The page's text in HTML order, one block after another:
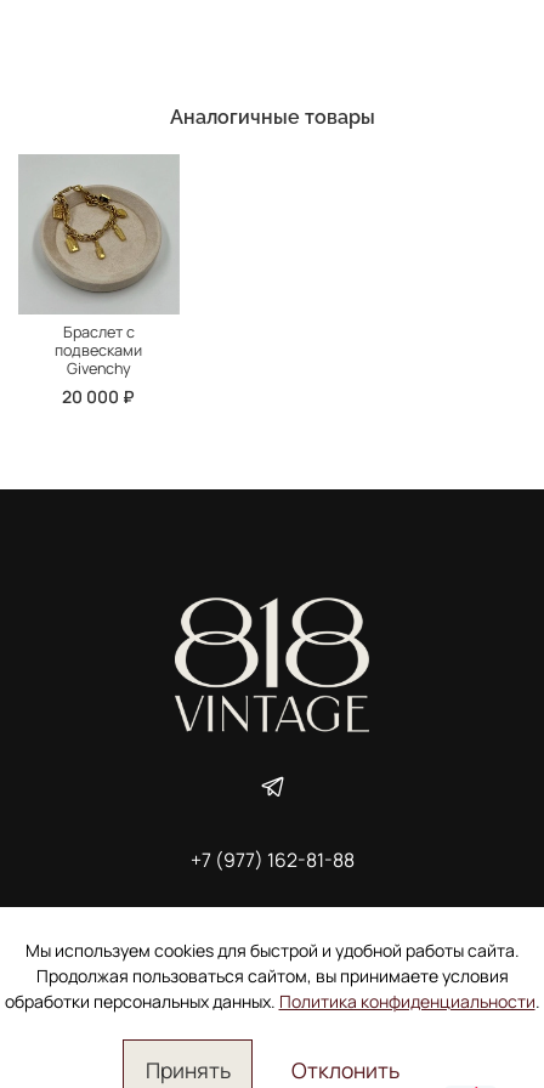
Аналогичные товары
Браслет с
подвесками
Givenchy
20 000 ₽
+7 (977) 162-81-88
Пользовательское соглашение
Электронное согласие покупателя на рассылку
Согласие на обработку персональных данных
Мы используем cookies для быстрой и удобной работы сайта.
Продолжая пользоваться сайтом, вы принимаете условия
обработки персональных данных. Политика конфиденциальности.
Принять Отклонить